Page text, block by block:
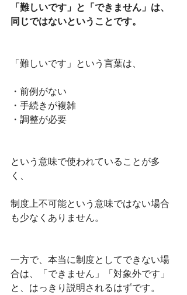
「難しいです」と「できません」は、
同じではないということです。
「難しいです」という言葉は、
・前例がない
・手続きが複雑
・調整が必要
という意味で使われていることが多
く、
制度上不可能という意味ではない場合
も少なくありません。
一方で、本当に制度としてできない場
合は、「できません」「対象外です」
と、はっきり説明されるはずです。